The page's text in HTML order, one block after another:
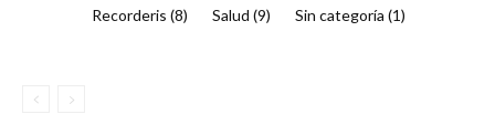
Recorderis (8) Salud (9) Sin categoría (1)